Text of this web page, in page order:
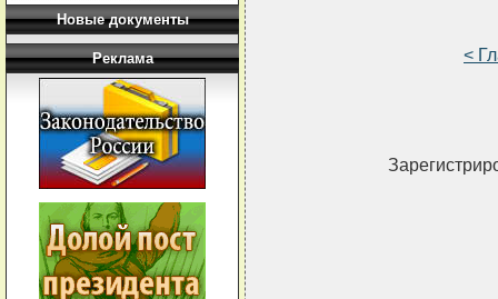
Новые документы
Реклама <